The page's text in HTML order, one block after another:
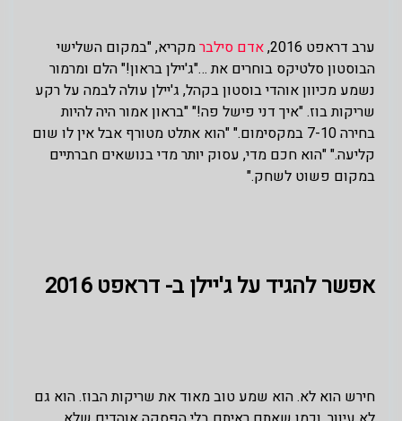
ערב דראפט 2016, אדם סילברמקריא, "במקום השלישי
הבוסטון סלטיקס בוחרים את …"ג'יילן בראון!" הלם ומרמור
נשמע מכיוון אוהדי בוסטון בקהל, ג'יילן עולה לבמה על רקע
שריקות בוז. "איך דני פישל פה!" "בראון אמור היה להיות
בחירה 7-10 במקסימום." "הוא אתלט מטורף אבל אין לו שום
קליעה." "הוא חכם מדי, עסוק יותר מדי בנושאים חברתיים
במקום פשוט לשחק."
אפשר להגיד על ג'יילן ב- דראפט 2016
חירש הוא לא. הוא שמע טוב מאוד את שריקות הבוז. הוא גם